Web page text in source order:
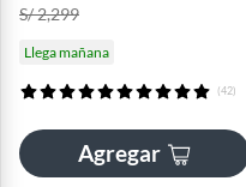
S/ 2,299
Llega mañana
(42)
Agregar